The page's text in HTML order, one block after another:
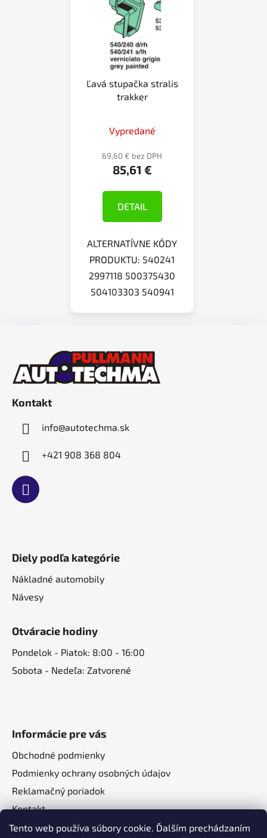
Tento web používa súbory cookie. Ďalším prechádzaním
Ľavá stupačka stralis
trakker
Vypredané
69,60 € bez DPH
85,61 €
DETAIL
ALTERNATÍVNE KÓDY
PRODUKTU: 540241
2997118 500375430
504103303 540941
Kontakt
info@autotechma.sk
+421 908 368 804
Diely podľa kategórie
Nákladné automobily
Návesy
Otváracie hodiny
Pondelok - Piatok: 8:00 - 16:00
Sobota - Nedeľa: Zatvorené
Informácie pre vás
Obchodné podmienky
Podmienky ochrany osobných údajov
Reklamačný poriadok
Kontakt
O nás